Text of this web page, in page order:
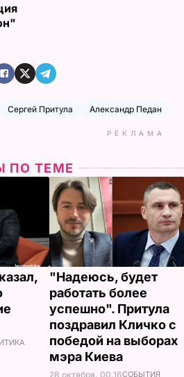
Сергей Притула Александр Педан
РЕКЛАМА
ПО ТЕМЕ
"Надеюсь, будет
работать более
успешно". Притула
поздравил Кличко с
победой на выборах
мэра Киева
28 октября, 00.16СОБЫТИЯ